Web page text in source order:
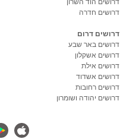
דרושים הוד השרון
דרושים חדרה
דרושים דרום
דרושים באר שבע
דרושים אשקלון
דרושים אילת
דרושים אשדוד
דרושים רחובות
דרושים יהודה ושומרון